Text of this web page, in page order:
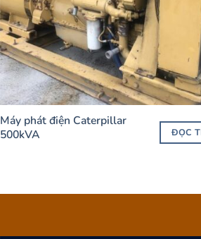
Máy phát điện Caterpillar
500kVA
ĐỌC